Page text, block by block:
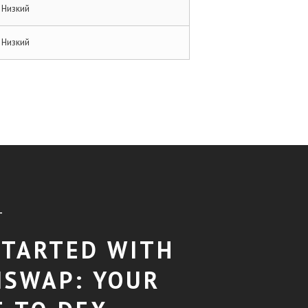
Низкий
Низкий
WITH
YOUR